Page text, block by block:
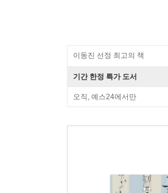
이동진 선정 최고의 책
기간 한정 특가 도서
오직, 예스24에서만